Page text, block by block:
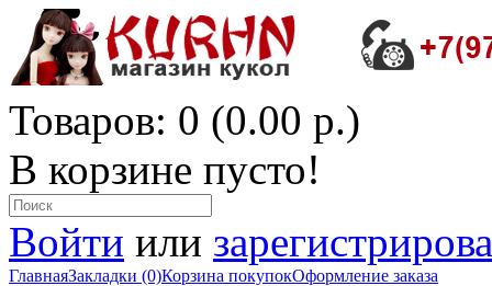
Товаров: 0 (0.00 р.)
В корзине пусто!
Войти или
ГлавнаяЗакладки (0)Корзина покупокОформление заказа